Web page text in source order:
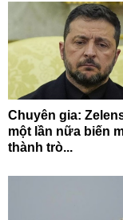
Chuyên gia:
một lần nữa biến
thành trò...